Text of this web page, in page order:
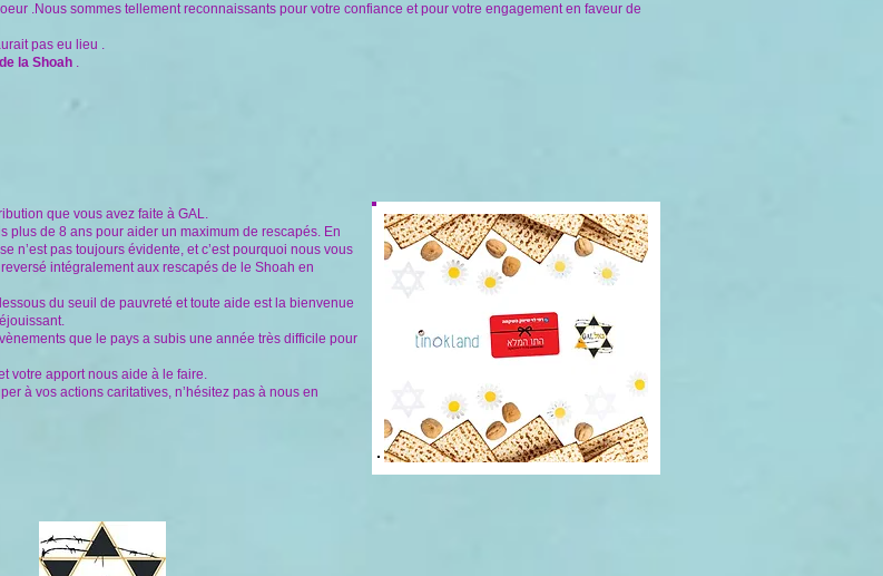
.Nous sommes tellement reconnaissants pour votre confiance et pour votre engagement en faveur de
pas eu lieu .
la Shoah .
que vous avez faite à GAL.
plus de 8 ans pour aider un maximum de rescapés. En
n’est pas toujours évidente, et c’est pourquoi nous vous
intégralement aux rescapés de le Shoah en
du seuil de pauvreté et toute aide est la bienvenue
que le pays a subis une année très difficile pour
votre apport nous aide à le faire.
à vos actions caritatives, n’hésitez pas à nous en